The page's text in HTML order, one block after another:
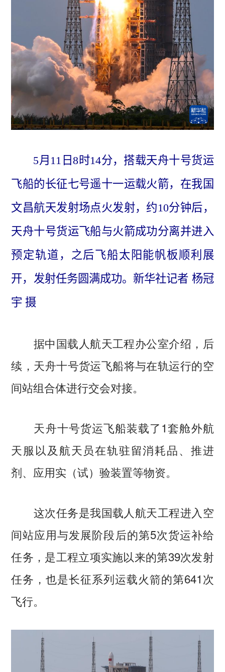
5月11日8时14分，搭载天舟十号货运
飞船的长征七号遥十一运载火箭，在我国
文昌航天发射场点火发射，约10分钟后，
天舟十号货运飞船与火箭成功分离并进入
预定轨道，之后飞船太阳能帆板顺利展
开，发射任务圆满成功。新华社记者 杨冠
宇 摄
据中国载人航天工程办公室介绍，后
续，天舟十号货运飞船将与在轨运行的空
间站组合体进行交会对接。
天舟十号货运飞船装载了1套舱外航
天服以及航天员在轨驻留消耗品、推进
剂、应用实（试）验装置等物资。
这次任务是我国载人航天工程进入空
间站应用与发展阶段后的第5次货运补给
任务，是工程立项实施以来的第39次发射
任务，也是长征系列运载火箭的第641次
飞行。